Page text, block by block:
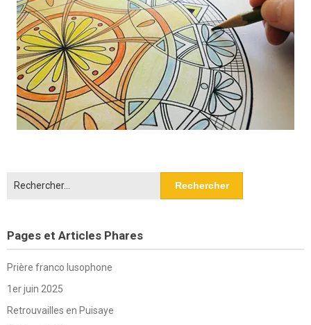
Pages et Articles Phares
Prière franco lusophone
1er juin 2025
Retrouvailles en Puisaye